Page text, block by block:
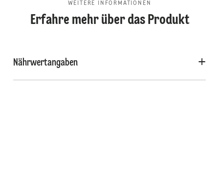
WEITERE INFORMATIONEN
Erfahre mehr über das Produkt
Nährwertangaben